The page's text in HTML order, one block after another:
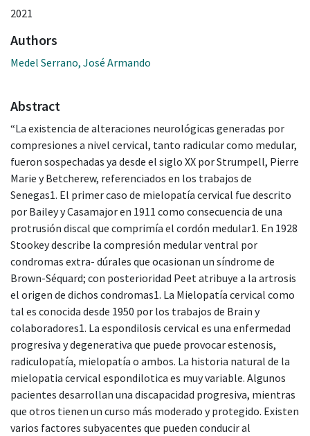
2021
Authors
Medel Serrano, José Armando
Abstract
“La existencia de alteraciones neurológicas generadas por
compresiones a nivel cervical, tanto radicular como medular,
fueron sospechadas ya desde el siglo XX por Strumpell, Pierre
Marie y Betcherew, referenciados en los trabajos de
Senegas1. El primer caso de mielopatía cervical fue descrito
por Bailey y Casamajor en 1911 como consecuencia de una
protrusión discal que comprimía el cordón medular1. En 1928
Stookey describe la compresión medular ventral por
condromas extra- dúrales que ocasionan un síndrome de
Brown-Séquard; con posterioridad Peet atribuye a la artrosis
el origen de dichos condromas1. La Mielopatía cervical como
tal es conocida desde 1950 por los trabajos de Brain y
colaboradores1. La espondilosis cervical es una enfermedad
progresiva y degenerativa que puede provocar estenosis,
radiculopatía, mielopatía o ambos. La historia natural de la
mielopatia cervical espondilotica es muy variable. Algunos
pacientes desarrollan una discapacidad progresiva, mientras
que otros tienen un curso más moderado y protegido. Existen
varios factores subyacentes que pueden conducir al